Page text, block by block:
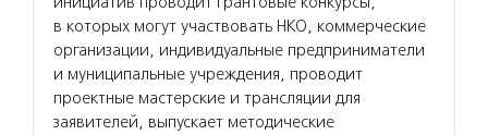
в которых могут участвовать НКО, коммерческие
организации, индивидуальные предприниматели
и муниципальные учреждения, проводит
проектные мастерские и трансляции для
заявителей, выпускает методические